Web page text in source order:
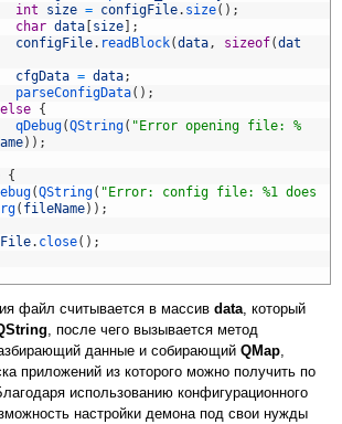
int
size = configFile. size( ) ;
char data size
;
configFile. readBlock(data, sizeof(dat
cfgData = data;
parseConfigData( ) ;
else {
qDebug(QString( "Error opening file: %
) ) ;
{
(QString( "Error: config file: %1 does
( fileName) ) ;
. close( ) ;
файл считывается в массив data, который
, после чего вызывается метод
данные и собирающий QMap,
приложений из которого можно получить по
использованию конфигурационного
настройки демона под свои нужды